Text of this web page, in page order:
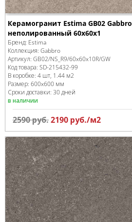
Керамогранит Estima GB02 Gabbro
неполированный 60x60x1
Бренд: Estima
Коллекция: Gabbro
Артикул: GB02/NS_R9/60x60x10R/GW
Код товара: SD-215432-99
В коробке: 4 шт, 1.44 м2
Размер: 600x600 мм
Сроки доставки: 30 дней
в наличии
2590руб.2190 руб./м2